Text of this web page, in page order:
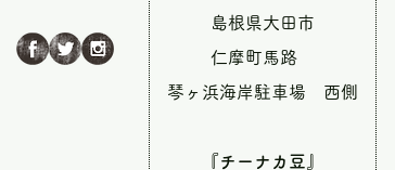
島根県大田市
仁摩町馬路
琴ヶ浜海岸駐車場 西側
『チーナカ豆』